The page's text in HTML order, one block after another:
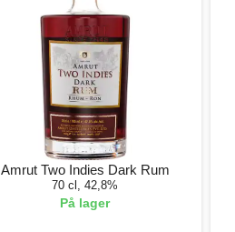
Amrut Two Indies Dark Rum
70 cl, 42,8%
På lager